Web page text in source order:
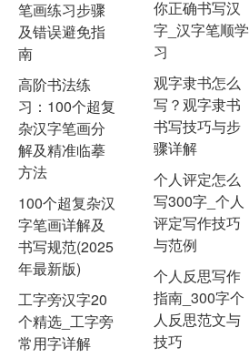
笔画练习步骤
及错误避免指
南
高阶书法练
习：100个超复
杂汉字笔画分
解及精准临摹
方法
100个超复杂汉
字笔画详解及
书写规范(2025
年最新版)
工字旁汉字20
个精选_工字旁
常用字详解
你正确书写汉
字_汉字笔顺学
习
观字隶书怎么
写？观字隶书
书写技巧与步
骤详解
个人评定怎么
写300字_个人
评定写作技巧
与范例
个人反思写作
指南_300字个
人反思范文与
技巧